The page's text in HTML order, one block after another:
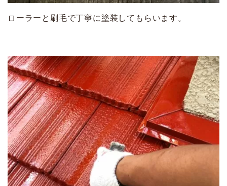
ローラーと刷毛で丁寧に塗装してもらいます。